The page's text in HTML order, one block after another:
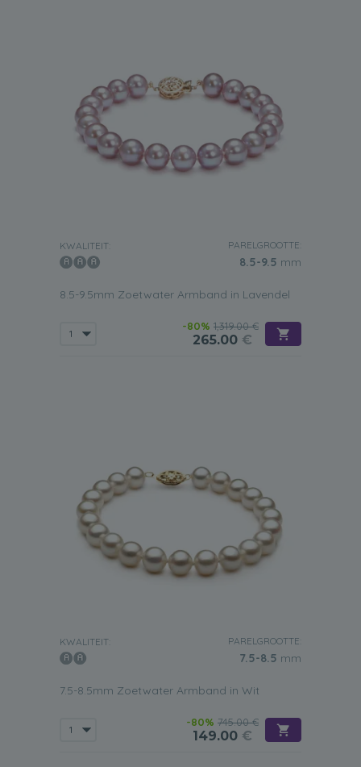
KWALITEIT: PARELGROOTTE:
8.5-9.5 mm
8.5-9.5mm Zoetwater Armband in Lavendel
-80% 1,319.00 €
265.00 €
KWALITEIT: PARELGROOTTE:
7.5-8.5 mm
7.5-8.5mm Zoetwater Armband in Wit
-80% 745.00 €
149.00 €